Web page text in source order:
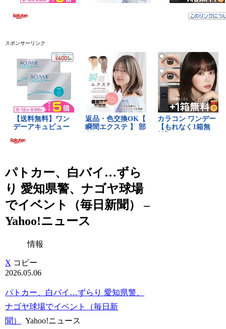
スポンサーリンク
パトカー、白バイ…ずら
り 愛知県警、ナゴヤ球場
でイベント（毎日新聞） –
Yahoo!ニュース
情報
X コピー
2026.05.06
パトカー、白バイ…ずらり 愛知県警、
ナゴヤ球場でイベント（毎日新
聞）
Yahoo!ニュース